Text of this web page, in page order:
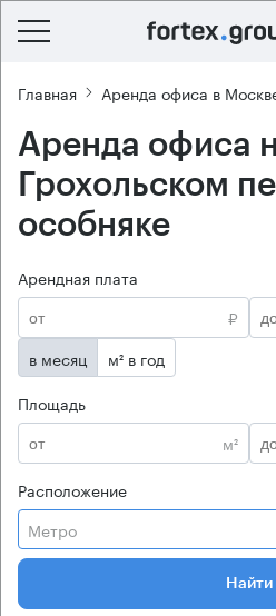
Главная Аренда офиса в
Аренда офиса
Грохольском
особняке
Арендная плата
₽
в месяц
м² в год
Площадь
м²
Расположение
Метро
Найти